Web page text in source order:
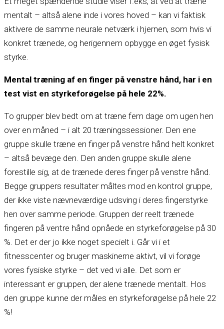
mentalt – altså alene inde i vores hoved – kan vi faktisk
aktivere de samme neurale netværk i hjernen, som hvis vi
konkret trænede, og herigennem opbygge en øget fysisk
styrke.
Mental træning af en finger på venstre hånd, har i en
test vist en styrkeforøgelse på hele 22%.
To grupper blev bedt om at træne fem dage om ugen hen
over en måned – i alt 20 træningssessioner. Den ene
gruppe skulle træne en finger på venstre hånd helt konkret
– altså bevæge den. Den anden gruppe skulle alene
forestille sig, at de trænede deres finger på venstre hånd.
Begge gruppers resultater måltes mod en kontrol gruppe,
der ikke viste nævneværdige udsving i deres fingerstyrke
hen over samme periode. Gruppen der reelt trænede
fingeren på ventre hånd opnåede en styrkeforøgelse på 30
%. Det er der jo ikke noget specielt i. Går vi i et
fitnesscenter og bruger maskinerne aktivt, vil vi forøge
vores fysiske styrke – det ved vi alle. Det som er
interessant er gruppen, der alene trænede mentalt. Hos
den gruppe kunne der måles en styrkeforøgelse på hele 22
%!